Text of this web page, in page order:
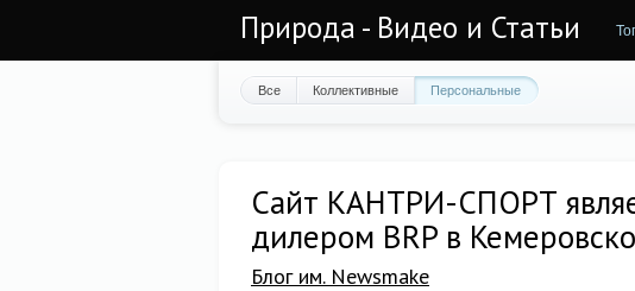
Природа - Видео и Статьи
Все Коллективные Персональные
Сайт КАНТРИ-СПОРТ
дилером BRP в
Блог им. Newsmake